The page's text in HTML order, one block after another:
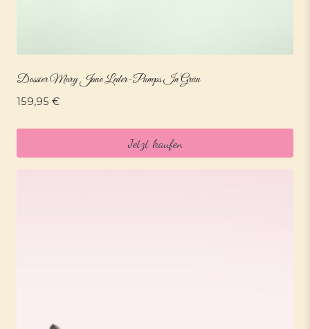
Dossier Mary Jane Leder-Pumps In Grün
159,95 €
Jetzt kaufen